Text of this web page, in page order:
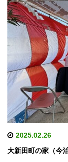
2025.02.26
大新田町の家（今治